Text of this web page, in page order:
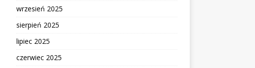
wrzesień 2025
sierpień 2025
lipiec 2025
czerwiec 2025